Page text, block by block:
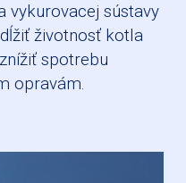
vykurovacej sústavy
životnosť kotla
spotrebu
opravám.